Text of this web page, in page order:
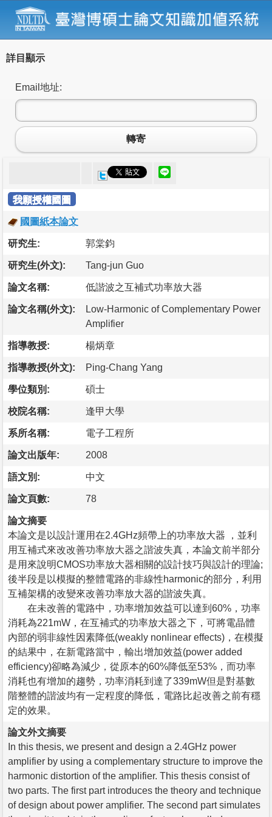
詳目顯示
Email地址:
轉寄
我願授權國圖
國圖紙本論文
研究生: 郭棠鈞
研究生(外文): Tang-jun Guo
論文名稱: 低諧波之互補式功率放大器
論文名稱(外文):
Low-Harmonic of Complementary Power
Amplifier
指導教授: 楊炳章
指導教授(外文): Ping-Chang Yang
學位類別: 碩士
校院名稱: 逢甲大學
系所名稱: 電子工程所
論文出版年: 2008
語文別: 中文
論文頁數: 78
論文摘要
本論文是以設計運用在2.4GHz頻帶上的功率放大器 ，並利
用互補式來改改善功率放大器之諧波失真，本論文前半部分
是用來說明CMOS功率放大器相關的設計技巧與設計的理論;
後半段是以模擬的整體電路的非線性harmonic的部分，利用
互補架構的改變來改善功率放大器的諧波失真。
在未改善的電路中，功率增加效益可以達到60%，功率
消耗為221mW，在互補式的功率放大器之下，可將電晶體
內部的弱非線性因素降低(weakly nonlinear effects)，在模擬
的結果中，在新電路當中，輸出增加效益(power added
efficiency)卻略為減少，從原本的60%降低至53%，而功率
消耗也有增加的趨勢，功率消耗到達了339mW但是對基數
階整體的諧波均有一定程度的降低，電路比起改善之前有穩
定的效果。
論文外文摘要
In this thesis, we present and design a 2.4GHz power
amplifier by using a complementary structure to improve the
harmonic distortion of the amplifier. This thesis consist of
two parts. The first part introduces the theory and technique
of design about power amplifier. The second part simulates